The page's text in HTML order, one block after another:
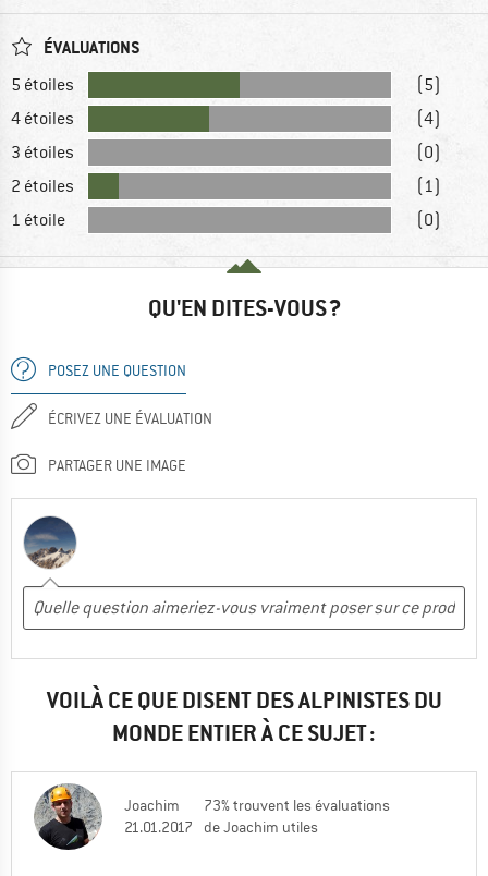
ÉVALUATIONS
5 étoiles
(5)
4 étoiles
(4)
3 étoiles
(0)
2 étoiles
(1)
1 étoile
(0)
QU'EN DITES-VOUS ?
POSEZ UNE QUESTION
ÉCRIVEZ UNE ÉVALUATION
PARTAGER UNE IMAGE
VOILÀ CE QUE DISENT DES ALPINISTES DU
MONDE ENTIER À CE SUJET :
Joachim
21.01.2017
73% trouvent les évaluations
de Joachim utiles